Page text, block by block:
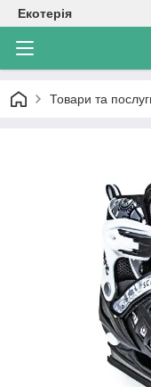
Екотерія
Товари та